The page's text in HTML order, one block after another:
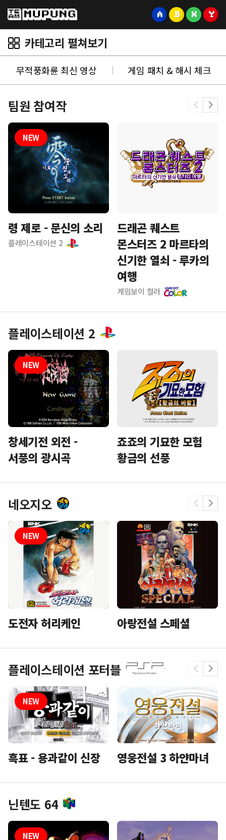
A B X Y
카테고리 펼쳐보기
무적풍화륜 최신 영상 게임 패치 & 해시 체크
팀원 참여작
령 제로 - 문신의 소리
플레이스테이션 2
드래곤 퀘스트
몬스터즈 2 마르타의
신기한 열쇠 - 루카의
여행
게임보이 컬러
플레이스테이션 2
창세기전 외전 -
서풍의 광시곡
죠죠의 기묘한 모험
황금의 선풍
네오지오
도전자 허리케인 아랑전설 스페셜
플레이스테이션 포터블
흑표 - 용과같이 신장 영웅전설 3 하얀마녀
닌텐도 64